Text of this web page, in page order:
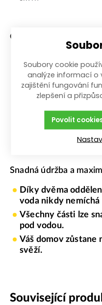
Obsah balení
Motorový kartáč
Kombinovaný kartáč
USB-C nabíjecí kabel
Návod k použití
Snadná údržba a
Díky dvěma
voda nikdy nemíchá
Všechny části lze
pod vodou.
Váš domov zůstane
svěží.
Související
Soubory cookie
analýze informací o
zajištění fungování
zlepšení a
Povolit